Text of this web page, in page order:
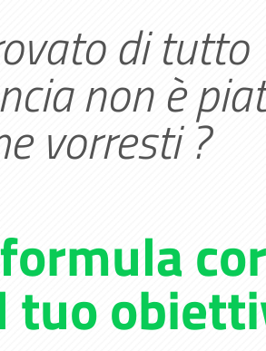
tuo
di tutto
non è
vorresti ?